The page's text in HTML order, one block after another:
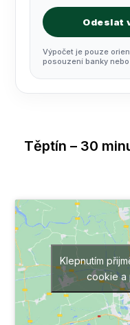
Odeslat
Výpočet je pouze
posouzení banky
Těptín – 30
Klepnutím
cookie a